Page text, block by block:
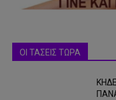
ΟΙ ΤΑΣΕΙΣ ΤΩΡΑ